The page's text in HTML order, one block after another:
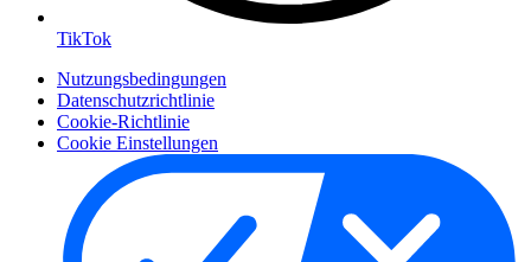
TikTok
Nutzungsbedingungen
Datenschutzrichtlinie
Cookie-Richtlinie
Cookie Einstellungen